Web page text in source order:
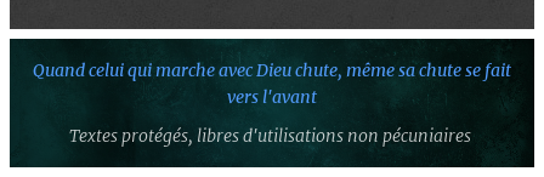
Quand celui qui marche avec Dieu chute, même sa chute se fait
vers l'avant
Textes protégés, libres d'utilisations non pécuniaires